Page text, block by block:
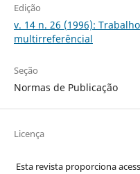
Edição
v. 14 n. 26 (1996):
multirreferêncial
Seção
Normas de Publicação
Licença
Esta revista proporciona